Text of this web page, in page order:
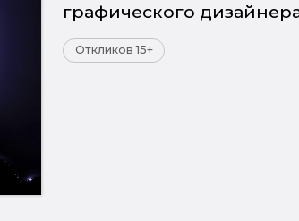
графического
Откликов 15+